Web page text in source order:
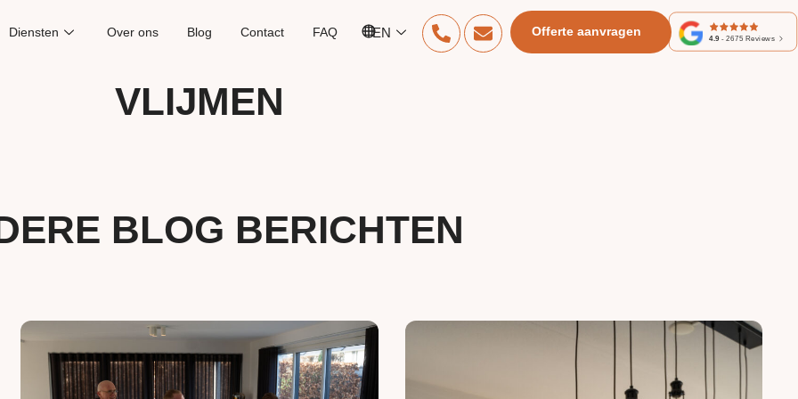
Diensten Over ons Blog Contact FAQ EN Offerte aanvragen
4.9 -2675 Reviews
VLIJMEN
BLOG BERICHTEN